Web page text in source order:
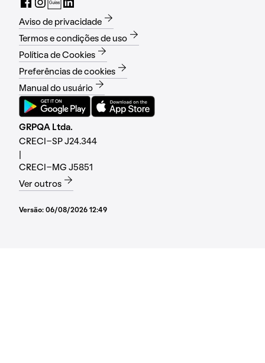
Aviso de privacidade
Termos e condições de uso
Política de Cookies
Preferências de cookies
Manual do usuário
GRPQA Ltda.
CRECI-SP J24.344
CRECI-MG J5851
Ver outros
Versão: 06/08/2026 12:49